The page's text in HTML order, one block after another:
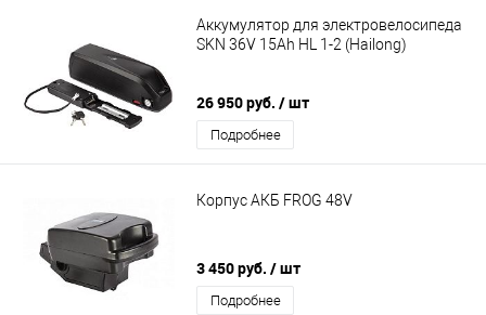
Аккумулятор для электровелосипеда
SKN 36V 15Ah HL 1-2 (Hailong)
26 950 руб. / шт
Подробнее
Корпус АКБ FROG 48V
3 450 руб. / шт
Подробнее